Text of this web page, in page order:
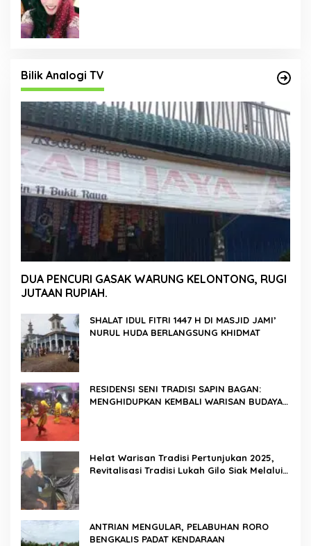
Bilik Analogi TV
DUA PENCURI GASAK WARUNG KELONTONG, RUGI
JUTAAN RUPIAH.
SHALAT IDUL FITRI 1447 H DI MASJID JAMI’
NURUL HUDA BERLANGSUNG KHIDMAT
RESIDENSI SENI TRADISI SAPIN BAGAN:
MENGHIDUPKAN KEMBALI WARISAN BUDAYA
Helat Warisan Tradisi Pertunjukan 2025,
Revitalisasi Tradisi Lukah Gilo Siak Melalui
ANTRIAN MENGULAR, PELABUHAN RORO
BENGKALIS PADAT KENDARAAN